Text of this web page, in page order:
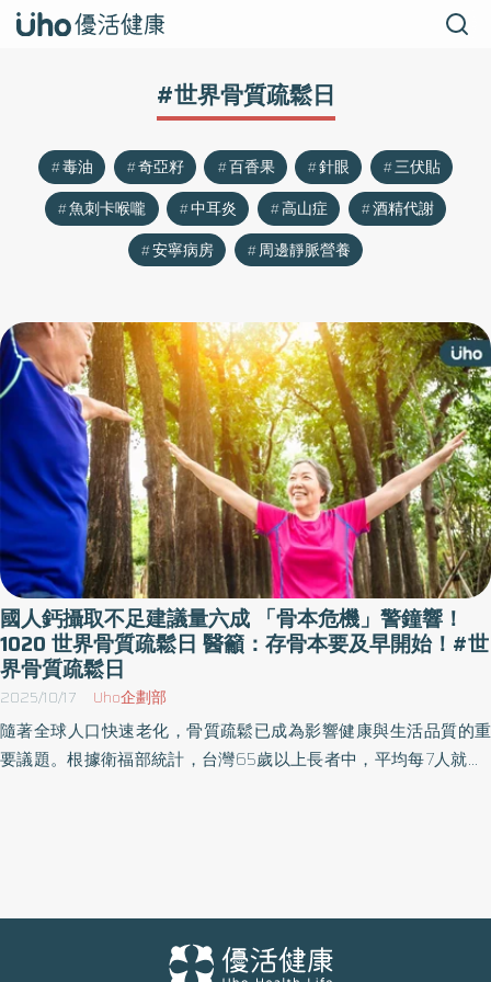
#世界骨質疏鬆日
毒油 奇亞籽 百香果 針眼
三伏貼
魚刺卡喉嚨
中耳炎 高山症
酒精代謝
安寧病房
周邊靜脈營養
國人鈣攝取不足建議量六成 「骨本危機」警鐘響！
1020 世界骨質疏鬆日 醫籲：存骨本要及早開始！#世
界骨質疏鬆日
2025/10/17 Uho企劃部
隨著全球人口快速老化，骨質疏鬆已成為影響健康與生活品質的重
要議題。根據衛福部統計，台灣65歲以上長者中，平均每7人就有1
度，進而增加骨折與骨鬆風險。因此，從兒童、青壯年到中老年，